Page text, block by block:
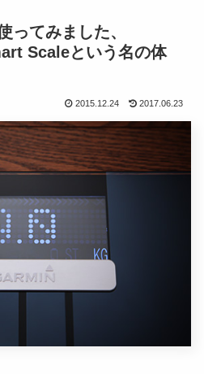
ってみました、
Scaleという名の体
2015.12.24 2017.06.23